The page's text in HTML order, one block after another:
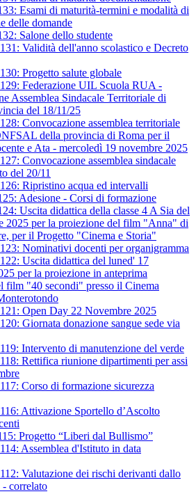
Esami di maturità-termini e modalità di
delle domande
Salone dello studente
Validità dell'anno scolastico e Decreto
Progetto salute globale
Federazione UIL Scuola RUA -
Assemblea Sindacale Territoriale di
del 18/11/25
Convocazione assemblea territoriale
della provincia di Roma per il
e Ata - mercoledì 19 novembre 2025
Convocazione assemblea sindacale
del 20/11
Ripristino acqua ed intervalli
Adesione - Corsi di formazione
Uscita didattica della classe 4 A Sia del
2025 per la proiezione del film "Anna" di
per il Progetto "Cinema e Storia"
Nominativi docenti per organigramma
Uscita didattica del luned' 17
per la proiezione in anteprima
film "40 secondi" presso il Cinema
Open Day 22 Novembre 2025
Giornata donazione sangue sede via
Intervento di manutenzione del verde
Rettifica riunione dipartimenti per assi
Corso di formazione sicurezza
Attivazione Sportello d’Ascolto
Progetto “Liberi dal Bullismo”
Assemblea d'Istituto in data
Valutazione dei rischi derivanti dallo
- correlato